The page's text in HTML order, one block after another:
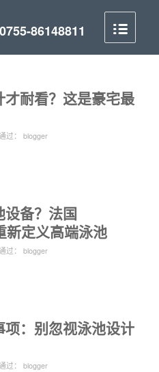
耐看？这是豪宅最
过： blogger
设备？法国
定义高端泳池
过： blogger
：别忽视泳池设计
过： blogger